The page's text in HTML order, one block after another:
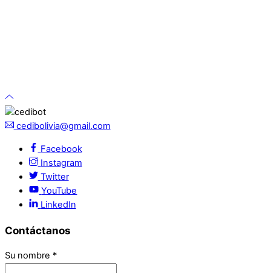
cedibolivia@gmail.com
Facebook
Instagram
Twitter
YouTube
LinkedIn
Contáctanos
Su nombre *